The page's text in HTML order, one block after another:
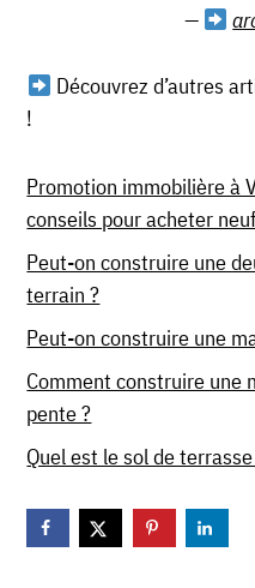
Découvrez d’autres
!
Promotion immobilière à
conseils pour acheter neuf
Peut-on construire une
terrain ?
Peut-on construire une
Comment construire une
pente ?
Quel est le sol de